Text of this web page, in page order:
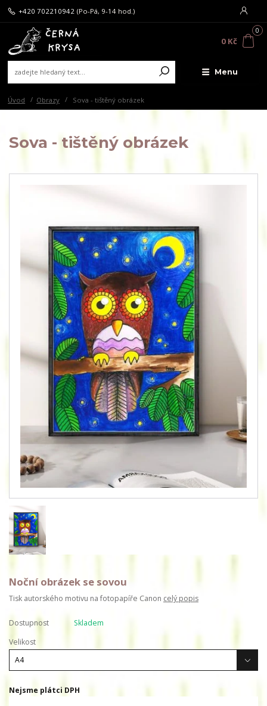
Menu
+420 702210942 (Po-Pá, 9-14 hod.)
0
0 Kč
Úvod Obrazy Sova - tištěný obrázek
Sova - tištěný obrázek
Noční obrázek se sovou
Tisk autorského motivu na fotopapíře Canon celý popis
Dostupnost
Skladem
Velikost
Nejsme plátci DPH